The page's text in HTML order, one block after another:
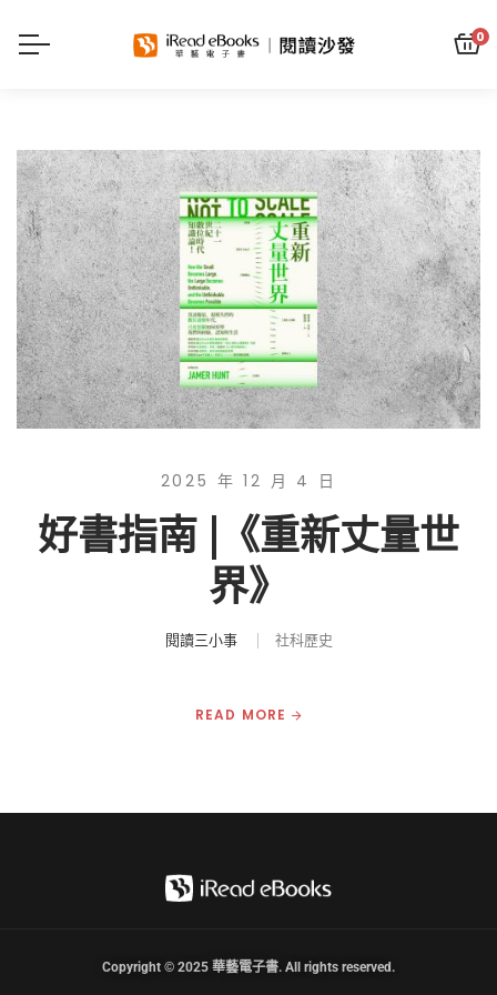
0
2025 年 12 月 4 日
好書指南 |《重新丈量世
界》
閱讀三小事 社科歷史
READ MORE
Copyright © 2025 華藝電子書. All rights reserved.